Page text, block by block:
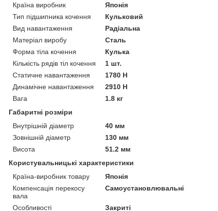
Країна виробник
Японія
Тип підшипника кочення
Кульковий
Вид навантаження
Радіальна
Матеріал виробу
Сталь
Форма тіла кочення
Кулька
Кількість рядів тіл кочення
1 шт.
Статичне навантаження
1780 Н
Динамічне навантаження
2910 Н
Вага
1.8 кг
Габаритні розміри
Внутрішній діаметр
40 мм
Зовнішній діаметр
130 мм
Висота
51.2 мм
Користувальницькі характеристики
Країна-виробник товару
Японія
Компенсація перекосу
вала
Самоустановлювальні
Особливості Закриті